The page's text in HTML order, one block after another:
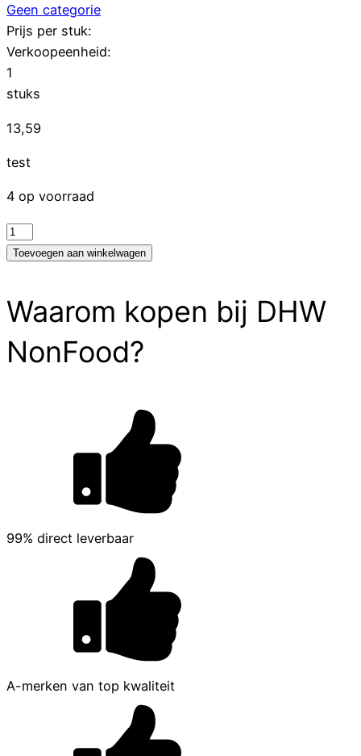
Geen categorie
Prijs per stuk:
Verkoopeenheid:
1
stuks
13,59
test
4 op voorraad
test
aantal
Toevoegen aan winkelwagen
Waarom kopen bij DHW
NonFood?
99% direct leverbaar
A-merken van top kwaliteit